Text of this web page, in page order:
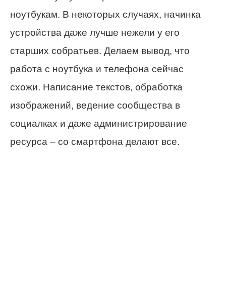
ноутбукам. В некоторых случаях, начинка
устройства даже лучше нежели у его
старших собратьев. Делаем вывод, что
работа с ноутбука и телефона сейчас
схожи. Написание текстов, обработка
изображений, ведение сообщества в
социалках и даже администрирование
ресурса – со смартфона делают все.